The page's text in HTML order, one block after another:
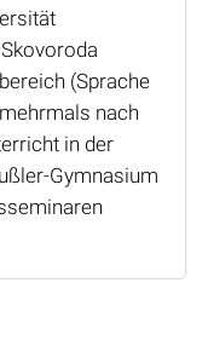
(Sprache
nach
in der
Gymnasium